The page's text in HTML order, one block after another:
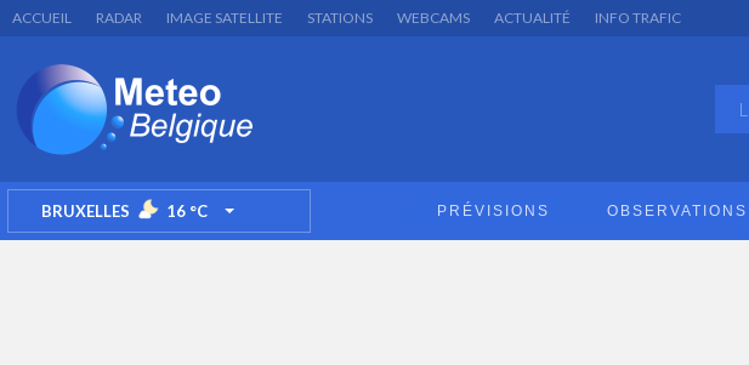
ACCUEIL RADAR IMAGE SATELLITE STATIONS WEBCAMS ACTUALITÉ INFO TRAFIC
BRUXELLES 16°C TOGGLE DROPDOWN PRÉVISIONS OBSERVATIONS